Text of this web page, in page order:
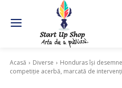
Acasă Diverse
Honduras își
competiție acerbă, marcată de